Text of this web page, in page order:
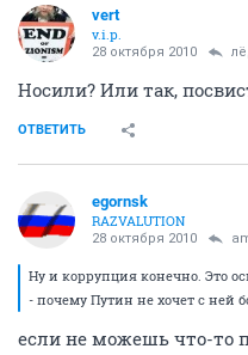
vert
v.i.p.
28 октября 2010
Носили? Или так,
ОТВЕТИТЬ
egornsk
RAZVALUTION
28 октября 2010
Ну и коррупция конечно. Это
- почему Путин не хочет с ней
если не можешь что-то